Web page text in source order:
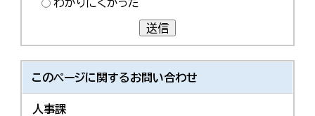
わかりにくかった
送信
このページに関するお問い合わせ
人事課